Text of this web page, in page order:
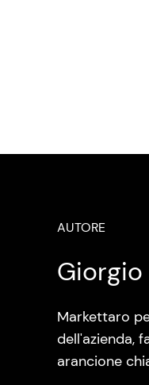
AUTORE
Markettaro
dell'azienda,
arancione